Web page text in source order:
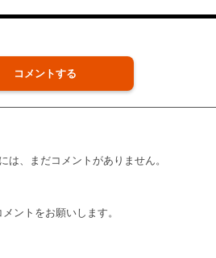
コメントする
は、まだコメントがありません。
ントをお願いします。